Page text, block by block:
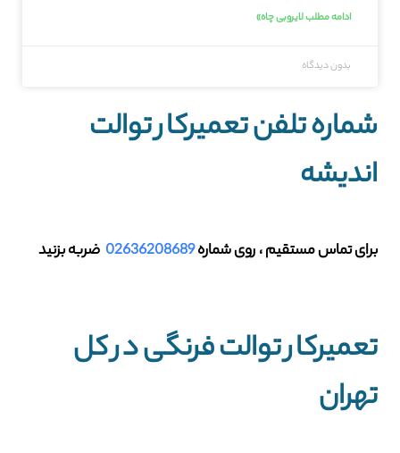
ادامه مطلب لایروبی چاه»
بدون دیدگاه
شماره تلفن تعمیرکار توالت
اندیشه
برای تماس مستقیم ، روی شماره02636208689 ضربه بزنید
تعمیرکار توالت فرنگی در کل
تهران